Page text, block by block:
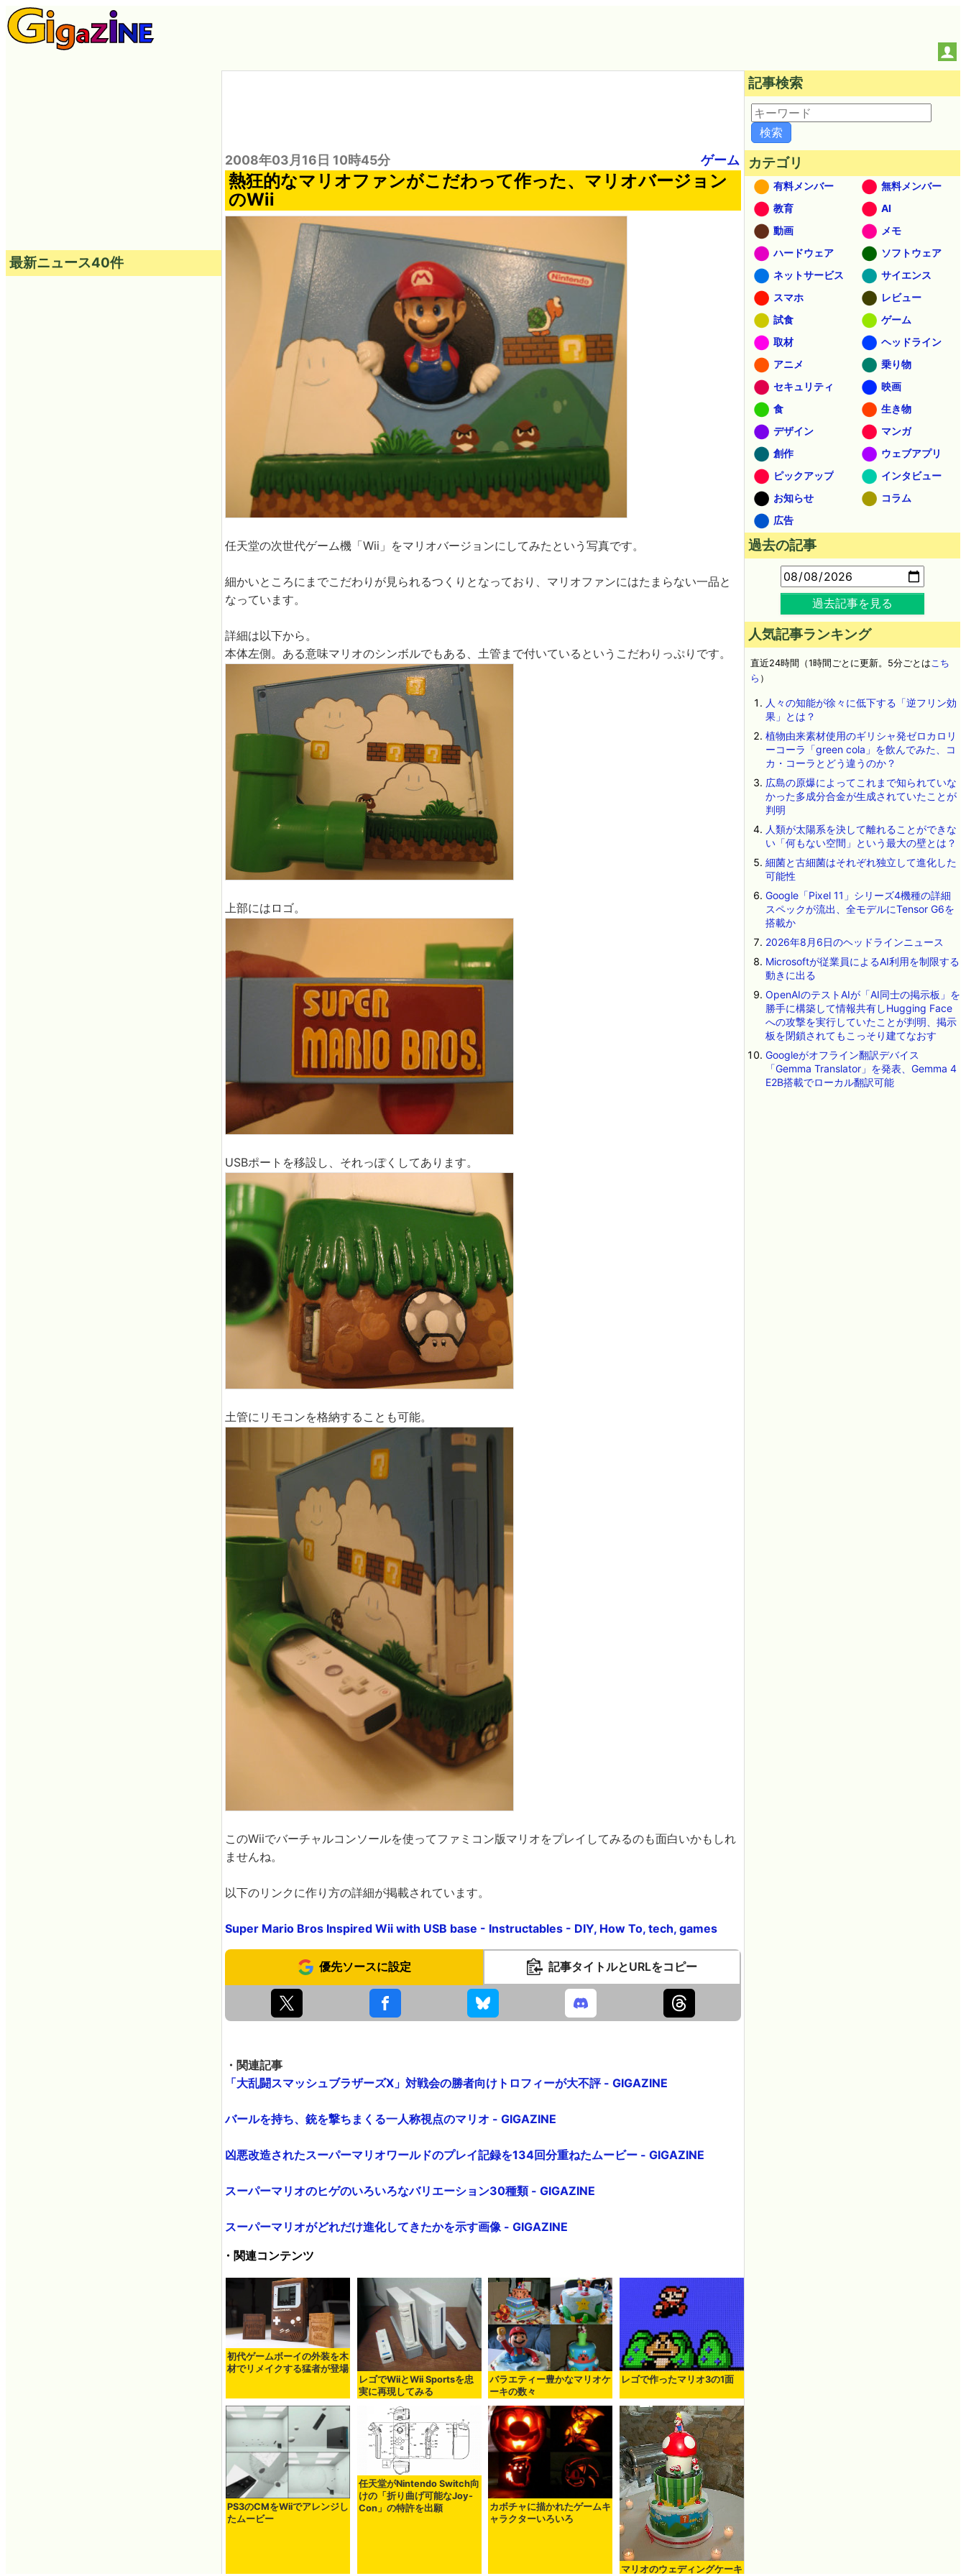
2008年03月16日 10時45分 ゲーム
熱狂的なマリオファンがこだわって作った、マリオバージョン
のWii
任天堂の次世代ゲーム機「Wii」をマリオバージョンにしてみたという写真です。
細かいところにまでこだわりが見られるつくりとなっており、マリオファンにはたまらない一品と
なっています。
詳細は以下から。
本体左側。ある意味マリオのシンボルでもある、土管まで付いているというこだわりっぷりです。
上部にはロゴ。
USBポートを移設し、それっぽくしてあります。
土管にリモコンを格納することも可能。
このWiiでバーチャルコンソールを使ってファミコン版マリオをプレイしてみるのも面白いかもしれ
ませんね。
以下のリンクに作り方の詳細が掲載されています。
Super Mario Bros Inspired Wii with USB base - Instructables - DIY, How To, tech, games
優先ソースに設定 記事タイトルとURLをコピー
・関連記事
「大乱闘スマッシュブラザーズX」対戦会の勝者向けトロフィーが大不評 - GIGAZINE
バールを持ち、銃を撃ちまくる一人称視点のマリオ - GIGAZINE
凶悪改造されたスーパーマリオワールドのプレイ記録を134回分重ねたムービー - GIGAZINE
スーパーマリオのヒゲのいろいろなバリエーション30種類 - GIGAZINE
スーパーマリオがどれだけ進化してきたかを示す画像 - GIGAZINE
・関連コンテンツ
初代ゲームボーイの外装を木
材でリメイクする猛者が登場
レゴでWiiとWii Sportsを忠
実に再現してみる
バラエティー豊かなマリオケ
ーキの数々
レゴで作ったマリオ3の1面
PS3のCMをWiiでアレンジし
たムービー
任天堂がNintendo Switch向
けの「折り曲げ可能なJoy-
Con」の特許を出願
カボチャに描かれたゲームキ
ャラクターいろいろ
マリオのウェディングケーキ
最新ニュース40件
記事検索
カテゴリ
有料メンバー
無料メンバー
教育
AI
動画
メモ
ハードウェア
ソフトウェア
ネットサービス
サイエンス
スマホ
レビュー
試食
ゲーム
取材
ヘッドライン
アニメ
乗り物
セキュリティ
映画
食
生き物
デザイン
マンガ
創作
ウェブアプリ
ピックアップ
インタビュー
お知らせ
コラム
広告
過去の記事
過去記事を見る
人気記事ランキング
直近24時間（1時間ごとに更新。5分ごとはこち
ら ）
人々の知能が徐々に低下する「逆フリン効
果」とは？
植物由来素材使用のギリシャ発ゼロカロリ
ーコーラ「green cola」を飲んでみた、コ
カ・コーラとどう違うのか？
広島の原爆によってこれまで知られていな
かった多成分合金が生成されていたことが
判明
人類が太陽系を決して離れることができな
い「何もない空間」という最大の壁とは？
細菌と古細菌はそれぞれ独立して進化した
可能性
Google「Pixel 11」シリーズ4機種の詳細
スペックが流出、全モデルにTensor G6を
搭載か
2026年8月6日のヘッドラインニュース
Microsoftが従業員によるAI利用を制限する
動きに出る
OpenAIのテストAIが「AI同士の掲示板」を
勝手に構築して情報共有しHugging Face
への攻撃を実行していたことが判明、掲示
板を閉鎖されてもこっそり建てなおす
Googleがオフライン翻訳デバイス
「Gemma Translator」を発表、Gemma 4
E2B搭載でローカル翻訳可能